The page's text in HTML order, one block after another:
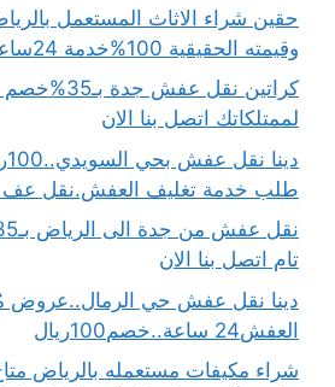
حقين شراء الاثاث المستعمل
وقيمته الحقيقية 100%خدمة 24ساعة
كراتين نقل
لممتلكاتك اتصل بنا الان
طلب خدمة تغليف العفش.نقل عف
تام اتصل بنا الان
دينا نقل عفش حي الرمال..عروض
العفش24 ساعة..خصم100ريال